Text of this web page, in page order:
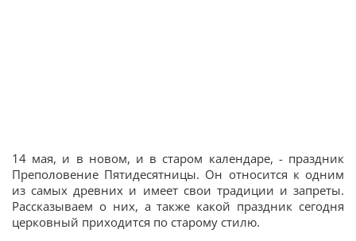
14 мая, и в новом, и в старом календаре, - праздник
Преполовение Пятидесятницы. Он относится к одним
из самых древних и имеет свои традиции и запреты.
Рассказываем о них, а также какой праздник сегодня
церковный приходится по старому стилю.